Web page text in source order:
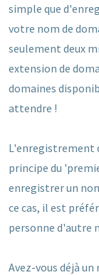
simple que
votre nom de
seulement deux
extension de
domaines
attendre !
L'enregistrement
principe du
enregistrer un
ce cas, il est
personne d'autre
Avez-vous déjà